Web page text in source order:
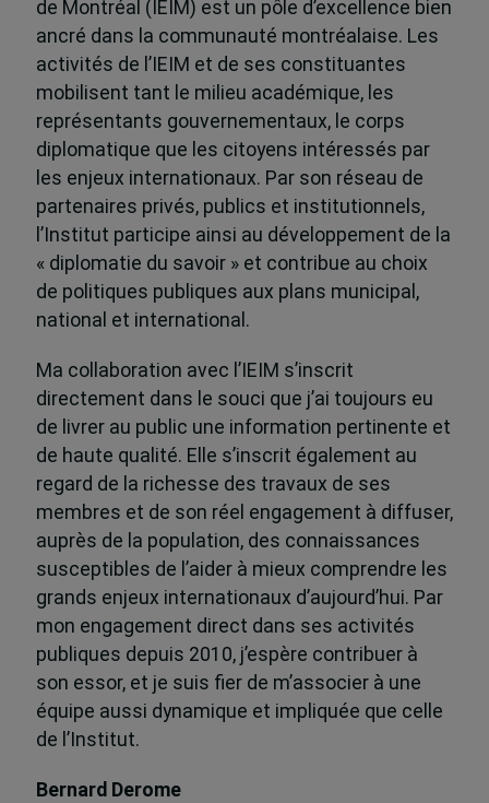
de Montréal (IEIM) est un pôle d’excellence bien
ancré dans la communauté montréalaise. Les
activités de l’IEIM et de ses constituantes
mobilisent tant le milieu académique, les
représentants gouvernementaux, le corps
diplomatique que les citoyens intéressés par
les enjeux internationaux. Par son réseau de
partenaires privés, publics et institutionnels,
l’Institut participe ainsi au développement de la
« diplomatie du savoir » et contribue au choix
de politiques publiques aux plans municipal,
national et international.
Ma collaboration avec l’IEIM s’inscrit
directement dans le souci que j’ai toujours eu
de livrer au public une information pertinente et
de haute qualité. Elle s’inscrit également au
regard de la richesse des travaux de ses
membres et de son réel engagement à diffuser,
auprès de la population, des connaissances
susceptibles de l’aider à mieux comprendre les
grands enjeux internationaux d’aujourd’hui. Par
mon engagement direct dans ses activités
publiques depuis 2010, j’espère contribuer à
son essor, et je suis fier de m’associer à une
équipe aussi dynamique et impliquée que celle
de l’Institut.
Bernard Derome